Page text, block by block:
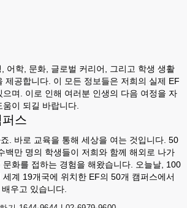
어학, 문화, 글로벌 커리어, 그리고 학생 생활
제공합니다. 이 모든 정보들은 저희의 실제 EF
으며. 이로 인해 여러분 인생의 다음 여정을 자
이 되길 바랍니다.
스
. 바로 교육을 통해 세상을 여는 것입니다. 50
백만 명의 학생들이 저희와 함께 해외로 나가
문화를 접하는 경험을 해왔습니다. 오늘날, 100
계 19개국에 위치한 EF의 50개 캠퍼스에서
우고 있습니다.